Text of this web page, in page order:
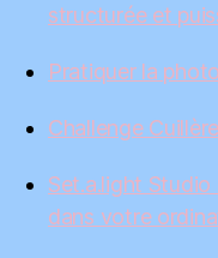
structurée et
Pratiquer la
Challenge
Set.a.light
dans votre